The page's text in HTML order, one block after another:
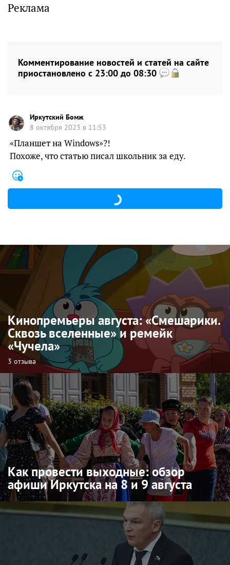
Реклама
Комментирование новостей и статей на сайте
приостановлено с 23:00 до 08:30
Иркутский Бомж
8 октября 2023 в 11:53
«Планшет на Windows»?!
Похоже, что статью писал школьник за еду.
Кинопремьеры августа: «Смешарики.
Сквозь вселенные» и ремейк
«Чучела»
3 отзыва
Как провести выходные: обзор
афиши Иркутска на 8 и 9 августа